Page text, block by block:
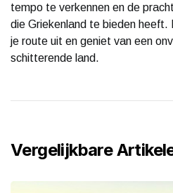
tempo te verkennen en de
die Griekenland te bieden heeft.
je route uit en geniet van een
schitterende land.
Vergelijkbare